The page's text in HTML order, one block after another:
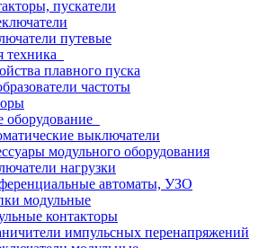
пускатели
путевые
техника
плавного пуска
частоты
оборудование
выключатели
модульного оборудования
нагрузки
автоматы, УЗО
модульные
контакторы
импульсных перенапряжений